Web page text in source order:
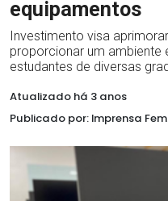
equipamentos
Investimento visa
proporcionar um ambiente
estudantes de diversas
Atualizado há 3 anos
Publicado por: Imprensa